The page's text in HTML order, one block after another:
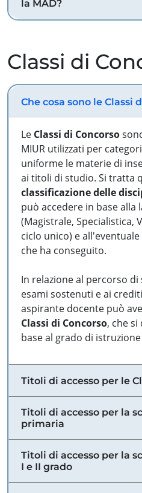
la MAD?
Classi di
Che cosa sono le Classi
Le Classi di Concorso
MIUR utilizzati per
uniforme le materie di
ai titoli di studio. Si tratta
classificazione delle
può accedere in base alla
(Magistrale, Specialistica,
ciclo unico) e
che ha conseguito.
In relazione al percorso
esami sostenuti e ai
aspirante docente può
Classi di Concorso, che
base al grado di
Titoli di accesso per le
Titoli di accesso per la
primaria
Titoli di accesso per la
I e II grado